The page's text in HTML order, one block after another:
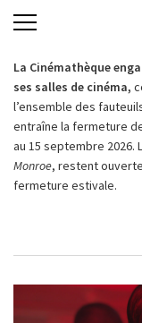
La Cinémathèque
ses salles de cinéma,
l’ensemble des
entraîne la fermeture
au 15 septembre
Monroe, restent
fermeture estivale.